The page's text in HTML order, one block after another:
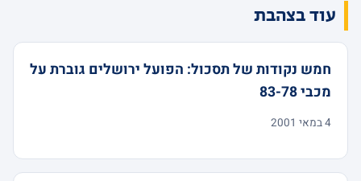
עוד בצהבת
חמש נקודות של תסכול: הפועל ירושלים גוברת על
מכבי 83-78
4 במאי 2001